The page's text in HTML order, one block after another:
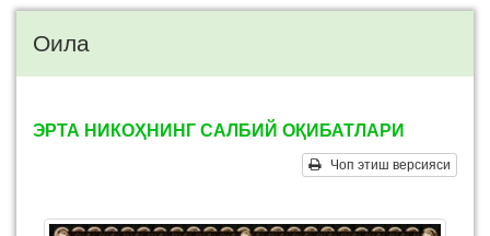
Оила
ЭРТА НИКОҲНИНГ САЛБИЙ ОҚИБАТЛАРИ
Чоп этиш версияси